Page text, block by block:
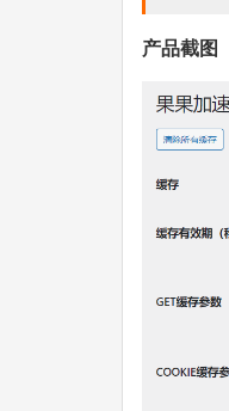
产品截图